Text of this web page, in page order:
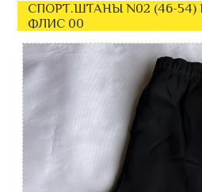
СПОРТ.ШТАНЫ N02 (46-
ФЛИС 00